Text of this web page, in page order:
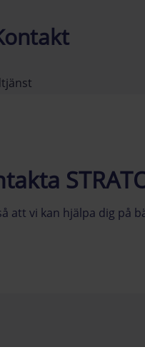
att vi kan hjälpa dig på